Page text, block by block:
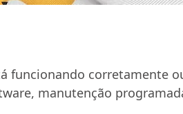
funcionando corretamente
manutenção